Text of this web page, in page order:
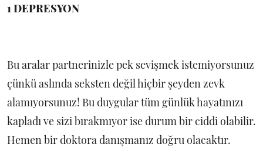
1 DEPRESYON
Bu aralar partnerinizle pek sevişmek istemiyorsunuz
çünkü aslında seksten değil hiçbir şeyden zevk
alamıyorsunuz! Bu duygular tüm günlük hayatınızı
kapladı ve sizi bırakmıyor ise durum bir ciddi olabilir.
Hemen bir doktora danışmanız doğru olacaktır.